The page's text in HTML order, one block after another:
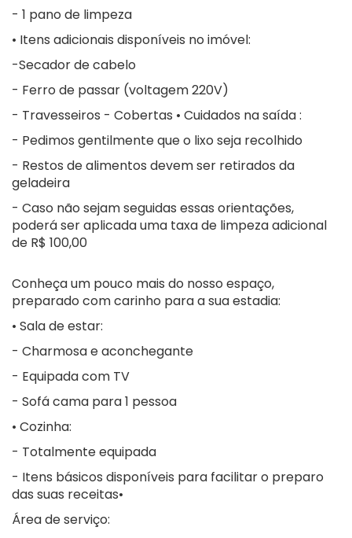
- 1 pano de limpeza
• Itens adicionais disponíveis no imóvel:
-Secador de cabelo
- Ferro de passar (voltagem 220V)
- Travesseiros - Cobertas • Cuidados na saída :
- Pedimos gentilmente que o lixo seja recolhido
- Restos de alimentos devem ser retirados da
geladeira
- Caso não sejam seguidas essas orientações,
poderá ser aplicada uma taxa de limpeza adicional
de R$ 100,00
Conheça um pouco mais do nosso espaço,
preparado com carinho para a sua estadia:
• Sala de estar:
- Charmosa e aconchegante
- Equipada com TV
- Sofá cama para 1 pessoa
• Cozinha:
- Totalmente equipada
- Itens básicos disponíveis para facilitar o preparo
das suas receitas•
Área de serviço: